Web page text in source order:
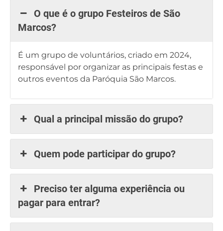
O que é o grupo Festeiros de São
Marcos?
É um grupo de voluntários, criado em 2024,
responsável por organizar as principais festas e
outros eventos da Paróquia São Marcos.
Qual a principal missão do grupo?
Quem pode participar do grupo?
Preciso ter alguma experiência ou
pagar para entrar?